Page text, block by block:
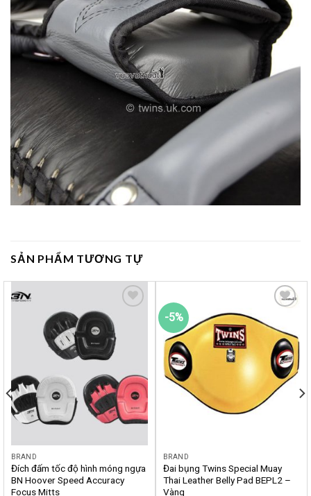
SẢN PHẨM TƯƠNG TỰ
BRAND
Đích đấm tốc độ hình móng ngựa
BN Hoover Speed Accuracy
Focus Mitts
-5%
thích
BRAND
Đai bụng Twins Special Muay
Thai Leather Belly Pad BEPL2 –
Vàng